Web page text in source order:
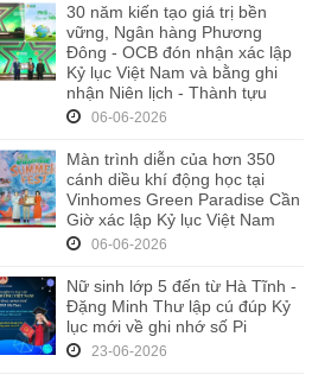
30 năm kiến tạo giá trị bền
vững, Ngân hàng Phương
Đông - OCB đón nhận xác lập
Kỷ lục Việt Nam và bằng ghi
nhận Niên lịch - Thành tựu
06-06-2026
Màn trình diễn của hơn 350
cánh diều khí động học tại
Vinhomes Green Paradise Cần
Giờ xác lập Kỷ lục Việt Nam
06-06-2026
Nữ sinh lớp 5 đến từ Hà Tĩnh -
Đặng Minh Thư lập cú đúp Kỷ
lục mới về ghi nhớ số Pi
23-06-2026